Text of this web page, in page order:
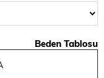
Beden Tablosu